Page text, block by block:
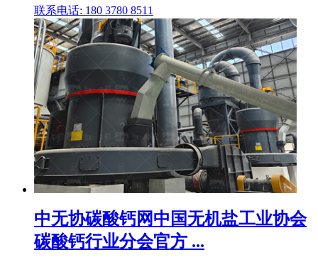
联系电话: 180 3780 8511
中无协碳酸钙网中国无机盐工业协会
碳酸钙行业分会官方 ...